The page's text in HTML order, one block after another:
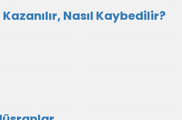
Kazanılır, Nasıl Kaybedilir?